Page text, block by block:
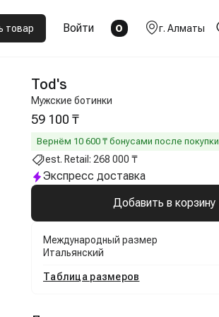
товар Войти 0 г. Алматы
Tod's
Мужские ботинки
59 100 ₸
Вернём 10 600 ₸ бонусами после покупки
est. Retail: 268 000 ₸
Экспресс доставка
Добавить в корзину
Международный размер
Итальянский
Таблица размеров